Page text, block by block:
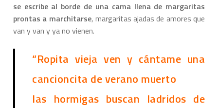
se escribe al borde de una cama llena de margaritas
prontas a marchitarse, margaritas ajadas de amores que
van y van y ya no vienen.
“Ropita vieja ven y cántame una
cancioncita de verano muerto
las hormigas buscan ladridos de